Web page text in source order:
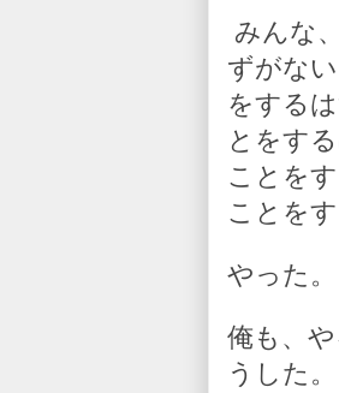
みんな
ずがな
をする
とをす
ことを
ことを
やった。
俺も、
うした